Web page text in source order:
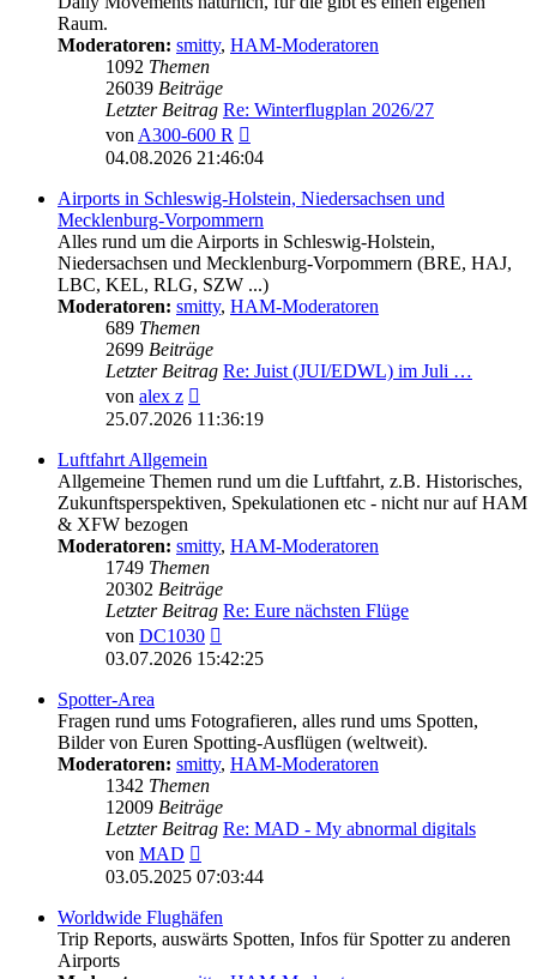
Raum.
Moderatoren: smitty, HAM-Moderatoren
1092 Themen
26039 Beiträge
Letzter Beitrag Re: Winterflugplan 2026/27
vonA300-600 R
Beitrag
04.08.2026 21:46:04
Airports in Schleswig-Holstein, Niedersachsen und
Mecklenburg-Vorpommern
Alles rund um die Airports in Schleswig-Holstein,
Niedersachsen und Mecklenburg-Vorpommern (BRE, HAJ,
LBC, KEL, RLG, SZW ...)
Moderatoren: smitty, HAM-Moderatoren
689 Themen
2699 Beiträge
Letzter Beitrag Re: Juist (JUI/EDWL) im Juli …
von alex z
Beitrag
25.07.2026 11:36:19
Luftfahrt Allgemein
Allgemeine Themen rund um die Luftfahrt, z.B. Historisches,
Zukunftsperspektiven, Spekulationen etc - nicht nur auf HAM
& XFW bezogen
Moderatoren: smitty, HAM-Moderatoren
1749 Themen
20302 Beiträge
Letzter Beitrag Re: Eure nächsten Flüge
von DC1030
Beitrag
03.07.2026 15:42:25
Spotter-Area
Fragen rund ums Fotografieren, alles rund ums Spotten,
Bilder von Euren Spotting-Ausflügen (weltweit).
Moderatoren: smitty, HAM-Moderatoren
1342 Themen
12009 Beiträge
Letzter Beitrag Re: MAD - My abnormal digitals
von MAD
Beitrag
03.05.2025 07:03:44
Worldwide Flughäfen
Trip Reports, auswärts Spotten, Infos für Spotter zu anderen
Airports